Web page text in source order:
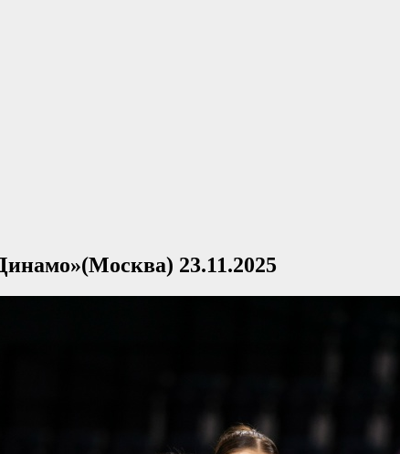
23.11.2025